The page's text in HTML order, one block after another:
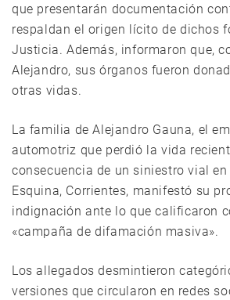
que presentarán documentación
respaldan el origen lícito de dichos
Justicia. Además, informaron que,
Alejandro, sus órganos fueron
otras vidas.
La familia de Alejandro Gauna, el
automotriz que perdió la vida
consecuencia de un siniestro vial
Esquina, Corrientes, manifestó su
indignación ante lo que calificaron
«campaña de difamación masiva».
Los allegados desmintieron
versiones que circularon en redes